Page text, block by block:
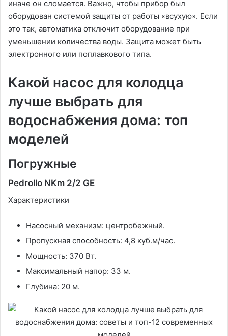
иначе он сломается. Важно, чтобы прибор был
оборудован системой защиты от работы «всухую». Если
это так, автоматика отключит оборудование при
уменьшении количества воды. Защита может быть
электронного или поплавкового типа.
Какой насос для колодца
лучше выбрать для
водоснабжения дома: топ
моделей
Погружные
Pedrollo NKm 2/2 GE
Характеристики
Насосный механизм: центробежный.
Пропускная способность: 4,8 куб.м/час.
Мощность: 370 Вт.
Максимальный напор: 33 м.
Глубина: 20 м.